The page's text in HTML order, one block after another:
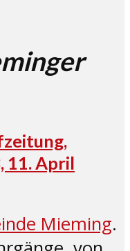
11. April
Mieming.